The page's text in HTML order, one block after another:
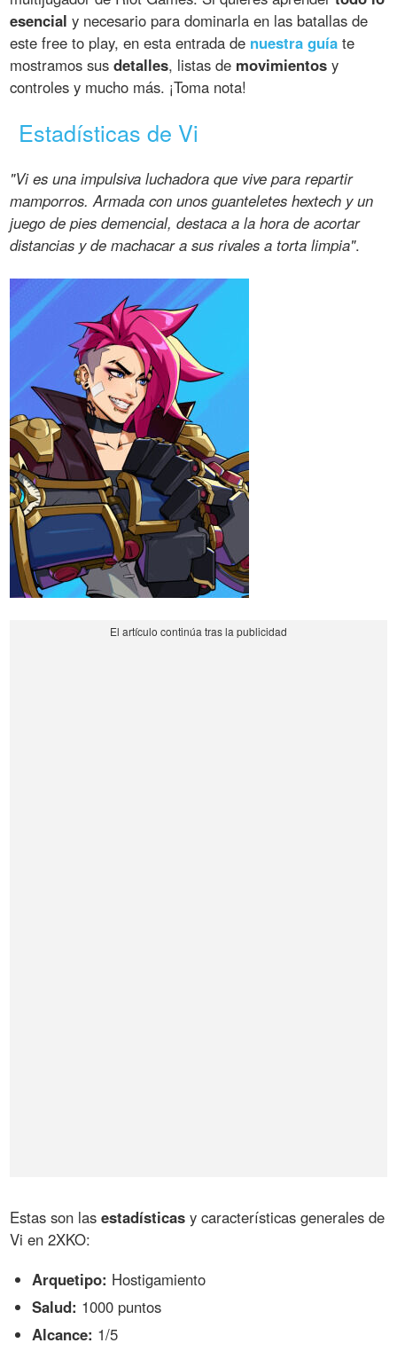
esencial y necesario para dominarla en las batallas de
este free to play, en esta entrada de nuestra guía te
mostramos susdetalles, listas de movimientos y
controles y mucho más. ¡Toma nota!
Estadísticas de Vi
"Vi es una impulsiva luchadora que vive para repartir
mamporros. Armada con unos guanteletes hextech y un
juego de pies demencial, destaca a la hora de acortar
distancias y de machacar a sus rivales a torta limpia".
Estas son lasestadísticas y características generales de
Vi en 2XKO:
Arquetipo: Hostigamiento
Salud: 1000 puntos
Alcance: 1/5